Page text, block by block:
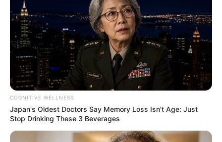
COGNITIVE WELLNESS
Japan's Oldest Doctors Say Memory Loss Isn't Age: Just
Stop Drinking These 3 Beverages